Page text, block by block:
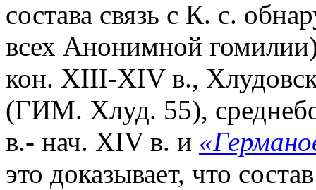
состава связь с К. с.
всех Анонимной
кон. XIII-XIV в.,
(ГИМ. Хлуд. 55),
в.- нач. XIV в. и
это доказывает, что